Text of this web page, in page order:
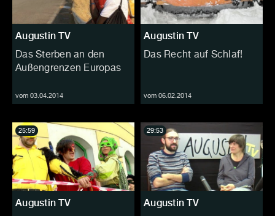
Augustin TV
Das Sterben an den
Außengrenzen Europas
vom 03.04.2014
Augustin TV
Das Recht auf Schlaf!
vom 06.02.2014
Augustin TV
25:59
Augustin TV
29:53